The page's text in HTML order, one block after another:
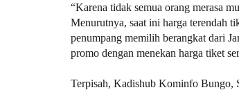
“Karena tidak semua orang merasa
Menurutnya, saat ini harga terendah
penumpang memilih berangkat dari
promo dengan menekan harga tiket
Terpisah, Kadishub Kominfo Bungo,